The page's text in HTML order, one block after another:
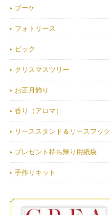
ブーケ
フォトリース
ピック
クリスマスツリー
お正月飾り
香り（アロマ）
リーススタンド＆リースフック
プレゼント持ち帰り用紙袋
手作りキット